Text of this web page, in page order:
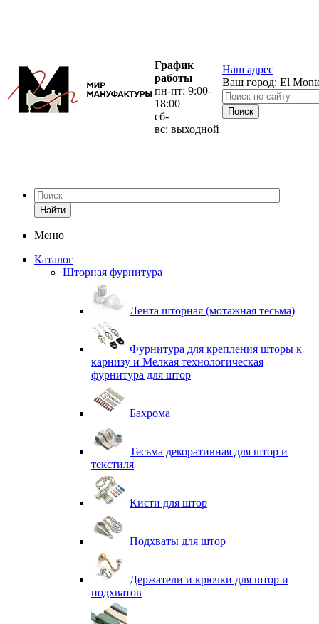
График
работы
пн-пт: 9:00-
18:00
сб-
вс: выходной
Наш адрес
Ваш город: El
Найти
Меню
Каталог
Шторная фурнитура
Лента шторная (мотажная тесьма)
Фурнитура для крепления шторы к
карнизу и Мелкая технологическая
фурнитура для штор
Бахрома
Тесьма декоративная для штор и
текстиля
Кисти для штор
Подхваты для штор
Держатели и крючки для штор и
подхватов